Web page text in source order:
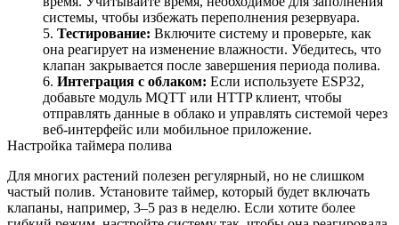
системы, чтобы избежать переполнения резервуара.
Тестирование: Включите систему и проверьте, как
она реагирует на изменение влажности. Убедитесь, что
клапан закрывается после завершения периода полива.
Интеграция с облаком: Если используете ESP32,
добавьте модуль MQTT или HTTP клиент, чтобы
отправлять данные в облако и управлять системой через
веб‑интерфейс или мобильное приложение.
Настройка таймера полива
Для многих растений полезен регулярный, но не слишком
частый полив. Установите таймер, который будет включать
клапаны, например, 3–5 раз в неделю. Если хотите более